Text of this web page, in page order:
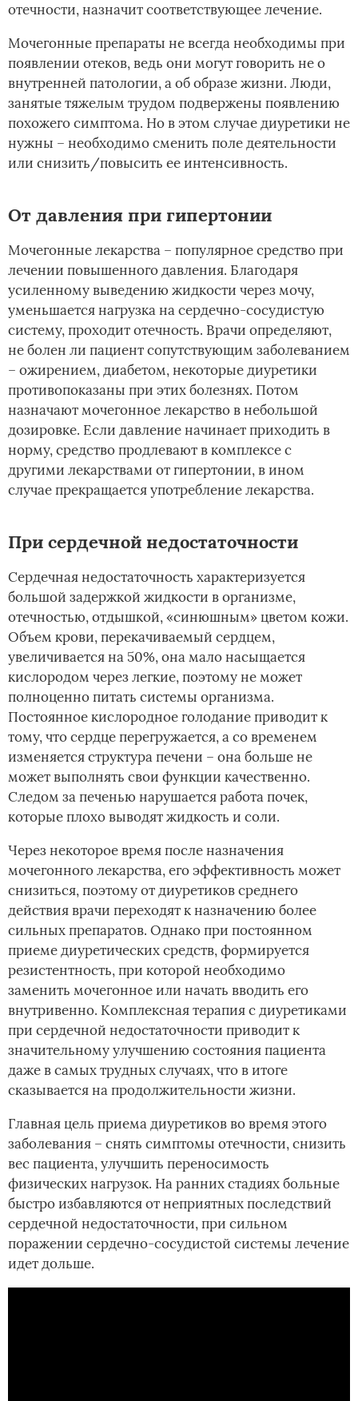
отечности, назначит соответствующее лечение.
Мочегонные препараты не всегда необходимы при
появлении отеков, ведь они могут говорить не о
внутренней патологии, а об образе жизни. Люди,
занятые тяжелым трудом подвержены появлению
похожего симптома. Но в этом случае диуретики не
нужны – необходимо сменить поле деятельности
или снизить/повысить ее интенсивность.
От давления при гипертонии
Мочегонные лекарства – популярное средство при
лечении повышенного давления. Благодаря
усиленному выведению жидкости через мочу,
уменьшается нагрузка на сердечно-сосудистую
систему, проходит отечность. Врачи определяют,
не болен ли пациент сопутствующим заболеванием
– ожирением, диабетом, некоторые диуретики
противопоказаны при этих болезнях. Потом
назначают мочегонное лекарство в небольшой
дозировке. Если давление начинает приходить в
норму, средство продлевают в комплексе с
другими лекарствами от гипертонии, в ином
случае прекращается употребление лекарства.
При сердечной недостаточности
Сердечная недостаточность характеризуется
большой задержкой жидкости в организме,
отечностью, отдышкой, «синюшным» цветом кожи.
Объем крови, перекачиваемый сердцем,
увеличивается на 50%, она мало насыщается
кислородом через легкие, поэтому не может
полноценно питать системы организма.
Постоянное кислородное голодание приводит к
тому, что сердце перегружается, а со временем
изменяется структура печени – она больше не
может выполнять свои функции качественно.
Следом за печенью нарушается работа почек,
которые плохо выводят жидкость и соли.
Через некоторое время после назначения
мочегонного лекарства, его эффективность может
снизиться, поэтому от диуретиков среднего
действия врачи переходят к назначению более
сильных препаратов. Однако при постоянном
приеме диуретических средств, формируется
резистентность, при которой необходимо
заменить мочегонное или начать вводить его
внутривенно. Комплексная терапия с диуретиками
при сердечной недостаточности приводит к
значительному улучшению состояния пациента
даже в самых трудных случаях, что в итоге
сказывается на продолжительности жизни.
Главная цель приема диуретиков во время этого
заболевания – снять симптомы отечности, снизить
вес пациента, улучшить переносимость
физических нагрузок. На ранних стадиях больные
быстро избавляются от неприятных последствий
сердечной недостаточности, при сильном
поражении сердечно-сосудистой системы лечение
идет дольше.­